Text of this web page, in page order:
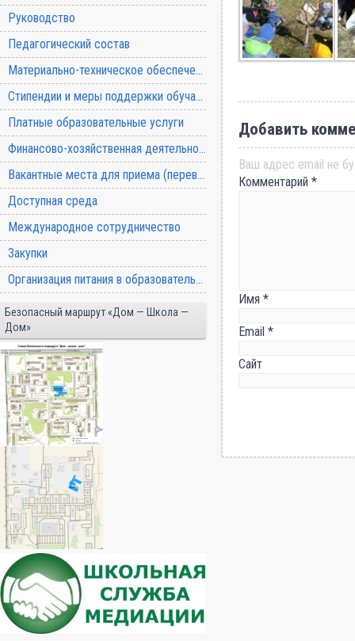
Руководство
Педагогический состав
Материально-техническое обеспечение и оснащенность образовательного процесса
Стипендии и меры поддержки обучающихся
Платные образовательные услуги
Финансово-хозяйственная деятельность
Вакантные места для приема (перевода) обучающихся
Доступная среда
Международное сотрудничество
Закупки
Организация питания в образовательной организации
Безопасный маршрут «Дом — Школа —
Дом»
Добавить
Ваш адрес email не
Комментарий *
Имя *
Email *
Сайт